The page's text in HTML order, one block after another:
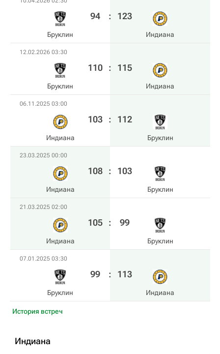
Бруклин
94 : 123
Индиана
12.02.2026 03:30
Бруклин
110 : 115
Индиана
06.11.2025 03:00
Индиана
103 : 112
Бруклин
23.03.2025 00:00
Индиана
108 : 103
Бруклин
21.03.2025 02:00
Индиана
105 : 99
Бруклин
07.01.2025 03:30
Бруклин
99 : 113
Индиана
История встреч
Индиана